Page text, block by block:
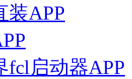
装APP
fcl启动器APP